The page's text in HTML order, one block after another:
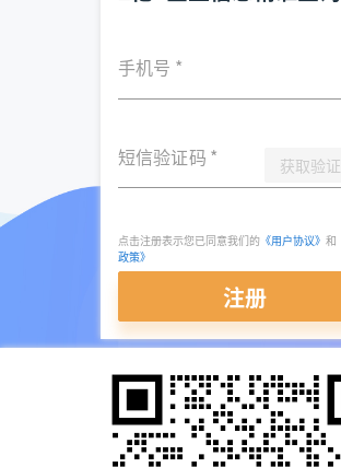
手机号 *
短信验证码 * 获取验
点击注册表示您已同意我们的 《用户协议》 和
政策》
注册